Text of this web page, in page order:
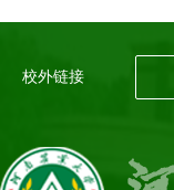
校外链接